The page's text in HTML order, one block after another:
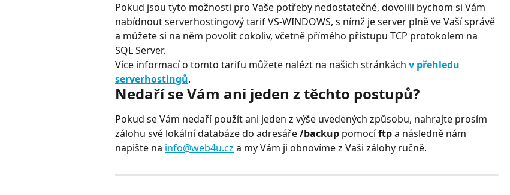
Pokud jsou tyto možnosti pro Vaše potřeby nedostatečné, dovolili bychom si Vám
nabídnout serverhostingový tarif VS-WINDOWS, s nímž je server plně ve Vaší správě
a můžete si na něm povolit cokoliv, včetně přímého přístupu TCP protokolem na
SQL Server.
Více informací o tomto tarifu můžete nalézt na našich stránkách v přehledu
serverhostingů.
Nedaří se Vám ani jeden z těchto postupů?
Pokud se Vám nedaří použít ani jeden z výše uvedených způsobu, nahrajte prosím
zálohu své lokální databáze do adresáře /backup pomocí ftp a následně nám
napište na info@web4u.cz a my Vám ji obnovíme z Vaši zálohy ručně.